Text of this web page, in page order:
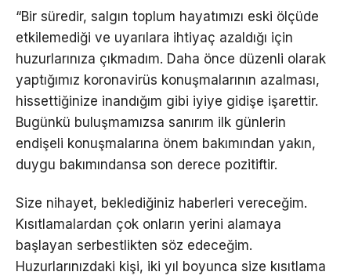
“Bir süredir, salgın toplum hayatımızı eski ölçüde
etkilemediği ve uyarılara ihtiyaç azaldığı için
huzurlarınıza çıkmadım. Daha önce düzenli olarak
yaptığımız koronavirüs konuşmalarının azalması,
hissettiğinize inandığım gibi iyiye gidişe işarettir.
Bugünkü buluşmamızsa sanırım ilk günlerin
endişeli konuşmalarına önem bakımından yakın,
duygu bakımındansa son derece pozitiftir.
Size nihayet, beklediğiniz haberleri vereceğim.
Kısıtlamalardan çok onların yerini alamaya
başlayan serbestlikten söz edeceğim.
Huzurlarınızdaki kişi, iki yıl boyunca size kısıtlama